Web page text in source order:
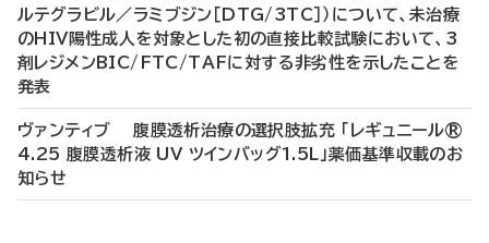
ルテグラビル／ラミブジン［DTG/3TC］）について、未治療
のHIV陽性成人を対象とした初の直接比較試験において、3
剤レジメンBIC/FTC/TAFに対する非劣性を示したことを
発表
ヴァンティブ 腹膜透析治療の選択肢拡充 「レギュニール®
4.25 腹膜透析液 UV ツインバッグ1.5L」薬価基準収載のお
知らせ